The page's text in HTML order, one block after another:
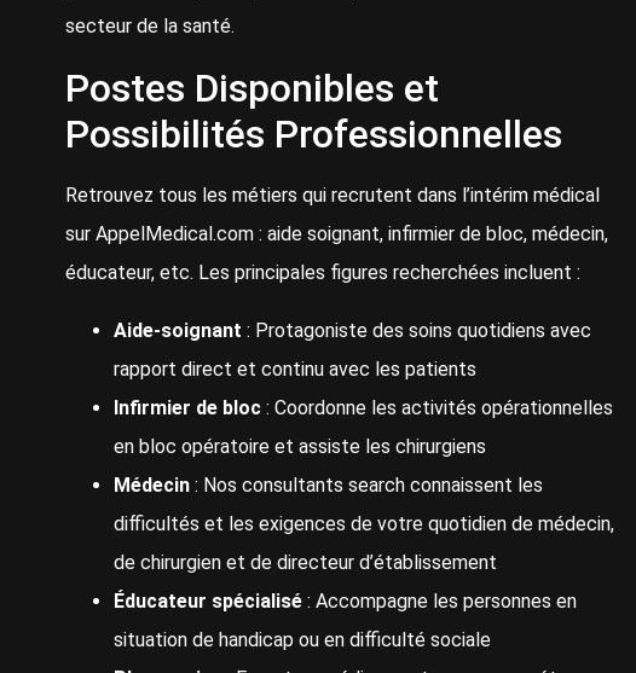
secteur de la santé.
Postes Disponibles et
Possibilités Professionnelles
Retrouvez tous les métiers qui recrutent dans l’intérim médical
sur AppelMedical.com : aide soignant, infirmier de bloc, médecin,
éducateur, etc. Les principales figures recherchées incluent :
Aide-soignant : Protagoniste des soins quotidiens avec
rapport direct et continu avec les patients
Infirmier de bloc: Coordonne les activités opérationnelles
en bloc opératoire et assiste les chirurgiens
Médecin: Nos consultants search connaissent les
difficultés et les exigences de votre quotidien de médecin,
de chirurgien et de directeur d’établissement
Éducateur spécialisé: Accompagne les personnes en
situation de handicap ou en difficulté sociale